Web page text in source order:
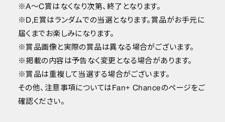
※A～C賞はなくなり次第、終了となります。
※D,E賞はランダムでの当選となります。賞品がお手元に
届くまでお楽しみになります。
※賞品画像と実際の賞品は異なる場合がございます。
※掲載の内容は予告なく変更となる場合があります。
※賞品は重複して当選する場合がございます。
その他、注意事項についてはFan+ Chanceのページをご
確認ください。